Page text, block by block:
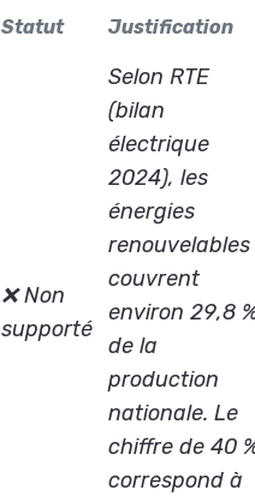
Statut Justification
❌ Non
supporté
Selon RTE
(bilan
électrique
2024), les
énergies
renouvelables
couvrent
environ 29,8
de la
production
nationale. Le
chiffre de 40
correspond à